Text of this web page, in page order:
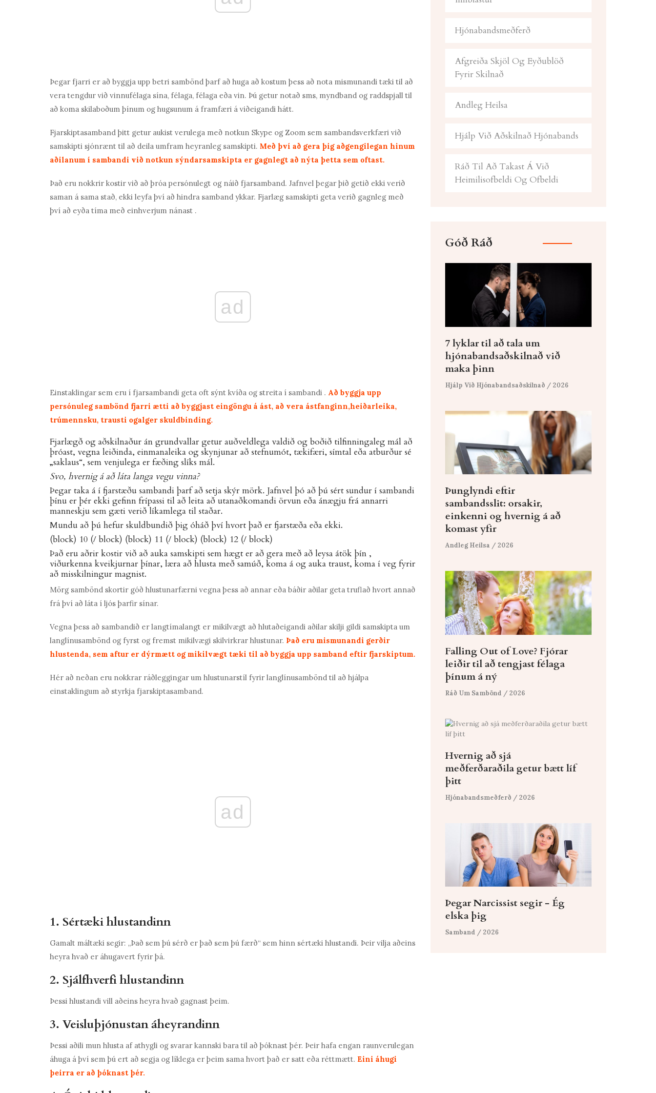
Þegar fjarri er að byggja upp betri sambönd þarf að huga að kostum þess að nota mismunandi tæki til að
vera tengdur við vinnufélaga sína, félaga, félaga eða vin. Þú getur notað sms, myndband og raddspjall til
að koma skilaboðum þínum og hugsunum á framfæri á viðeigandi hátt.
Fjarskiptasamband þitt getur aukist verulega með notkun Skype og Zoom sem sambandsverkfæri við
samskipti sjónrænt til að deila umfram heyranleg samskipti. Með því að gera þig aðgengilegan hinum
aðilanum í sambandi við notkun sýndarsamskipta er gagnlegt að nýta þetta sem oftast.
Það eru nokkrir kostir við að þróa persónulegt og náið fjarsamband. Jafnvel þegar þið getið ekki verið
saman á sama stað, ekki leyfa því að hindra samband ykkar. Fjarlæg samskipti geta verið gagnleg með
því að eyða tíma með einhverjum nánast .
ad
Einstaklingar sem eru í fjarsambandi geta oft sýnt kvíða og streita í sambandi . Að byggja upp
persónuleg sambönd fjarri ætti að byggjast eingöngu á ást, að vera ástfanginn,heiðarleika,
trúmennsku, trausti ogalger skuldbinding.
Fjarlægð og aðskilnaður án grundvallar getur auðveldlega valdið og boðið tilfinningaleg mál að
þróast, vegna leiðinda, einmanaleika og skynjunar að stefnumót, tækifæri, símtal eða atburður sé
„saklaus“, sem venjulega er fæðing slíks mál.
Svo, hvernig á að láta langa vegu vinna?
Þegar taka á í fjarstæðu sambandi þarf að setja skýr mörk. Jafnvel þó að þú sért sundur í sambandi
þínu er þér ekki gefinn frípassi til að leita að utanaðkomandi örvun eða ánægju frá annarri
manneskju sem gæti verið líkamlega til staðar.
Mundu að þú hefur skuldbundið þig óháð því hvort það er fjarstæða eða ekki.
(block) 10 (/ block) (block) 11 (/ block) (block) 12 (/ block)
Það eru aðrir kostir við að auka samskipti sem hægt er að gera með að leysa átök þín ,
viðurkenna kveikjurnar þínar, læra að hlusta með samúð, koma á og auka traust, koma í veg fyrir
að misskilningur magnist.
Mörg sambönd skortir góð hlustunarfærni vegna þess að annar eða báðir aðilar geta truflað hvort annað
frá því að láta í ljós þarfir sínar.
Vegna þess að sambandið er langtímalangt er mikilvægt að hlutaðeigandi aðilar skilji gildi samskipta um
langlínusambönd og fyrst og fremst mikilvægi skilvirkrar hlustunar. Það eru mismunandi gerðir
hlustenda, sem aftur er dýrmætt og mikilvægt tæki til að byggja upp samband eftir fjarskiptum.
Hér að neðan eru nokkrar ráðleggingar um hlustunarstíl fyrir langlínusambönd til að hjálpa
einstaklingum að styrkja fjarskiptasamband.
ad
1. Sértæki hlustandinn
Gamalt máltæki segir: „Það sem þú sérð er það sem þú færð“ sem hinn sértæki hlustandi. Þeir vilja aðeins
heyra hvað er áhugavert fyrir þá.
2. Sjálfhverfi hlustandinn
Þessi hlustandi vill aðeins heyra hvað gagnast þeim.
3. Veisluþjónustan áheyrandinn
Þessi aðili mun hlusta af athygli og svarar kannski bara til að þóknast þér. Þeir hafa engan raunverulegan
áhuga á því sem þú ert að segja og líklega er þeim sama hvort það er satt eða réttmætt. Eini áhugi
þeirra er að þóknast þér.
Hjónabandsmeðferð
Afgreiða Skjöl Og Eyðublöð
Fyrir Skilnað
Andleg Heilsa
Hjálp Við Aðskilnað Hjónabands
Ráð Til Að Takast Á Við
Heimilisofbeldi Og Ofbeldi
Góð Ráð
7 lyklar til að tala um
hjónabandsaðskilnað við
maka þinn
Hjálp Við Hjónabandsaðskilnað / 2026
Þunglyndi eftir
sambandsslit: orsakir,
einkenni og hvernig á að
komast yfir
Andleg Heilsa / 2026
Falling Out of Love? Fjórar
leiðir til að tengjast félaga
þínum á ný
Ráð Um Sambönd / 2026
Hvernig að sjá
meðferðaraðila getur bætt líf
þitt
Hjónabandsmeðferð / 2026
Þegar Narcissist segir - Ég
elska þig
Samband / 2026